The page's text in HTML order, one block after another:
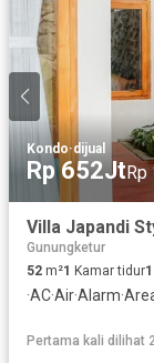
Kondo·dijual
Rp 652JtRp
Gunungketur
52 m²1 Kamar tidur1
·AC·Air·Alarm·
Pertama kali dilihat